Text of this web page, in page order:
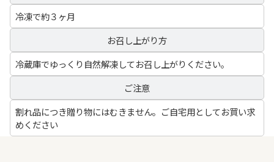
冷凍で約３ヶ月
お召し上がり方
冷蔵庫でゆっくり自然解凍してお召し上がりください。
ご注意
割れ品につき贈り物にはむきません。ご自宅用としてお買い求
めください